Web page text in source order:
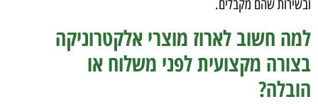
ובשירות שהם מקבלים.
למה חשוב לארוז מוצרי אלקטרוניקה
בצורה מקצועית לפני משלוח או
הובלה?